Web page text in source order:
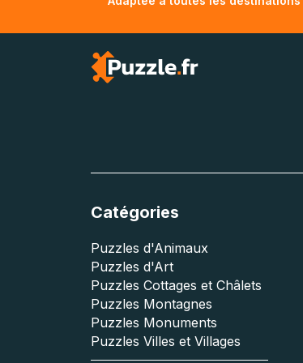
Catégories
Puzzles d'Animaux
Puzzles d'Art
Puzzles Cottages et Châlets
Puzzles Montagnes
Puzzles Monuments
Puzzles Villes et Villages